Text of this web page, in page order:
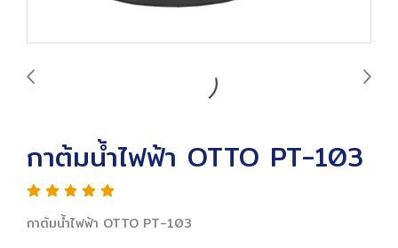
กาต้มน้ำไฟฟ้า OTTO PT-103
กาต้มน้ำไฟฟ้า OTTO PT-103